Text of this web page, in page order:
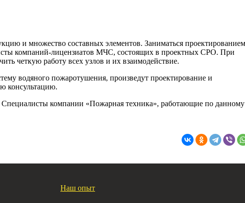
и множество составных элементов. Заниматься проектированием
компаний-лицензиатов МЧС, состоящих в проектных СРО. При
четкую работу всех узлов и их взаимодействие.
водяного пожаротушения, произведут проектирование и
консультацию.
Специалисты компании «Пожарная техника», работающие по данному
Наш опыт